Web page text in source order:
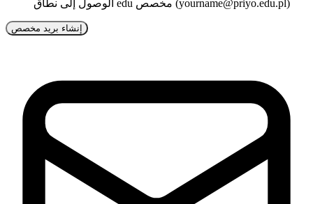
الوصول إلى نطاق edu مخصص (yourname@priyo.edu.pl)
إنشاء بريد مخصص